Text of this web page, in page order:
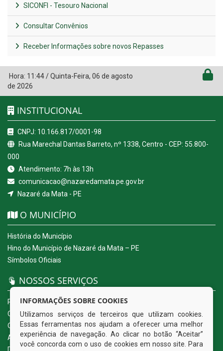
SICONFI - Tesouro Nacional
Consultar Convênios
Receber Informações sobre novos Repasses
Hora: 11:44/Quinta-Feira, 06 de agosto
de 2026
INSTITUCIONAL
CNPJ: 10.166.817/0001-98
Rua Marechal Dantas Barreto, nº 1338, Centro - CEP: 55.800-
000
Atendimento: 7h às 13h
comunicacao@nazaredamata.pe.gov.br
Nazaré da Mata - PE
O MUNICÍPIO
História do Município
Hino do Município de Nazaré da Mata – PE
Símbolos Oficiais
NOSSOS SERVIÇOS
Portal da Transparência
Carta de Serviços ao Usuário
Ouvidoria Eletrônica
Acesso a Informação (eSIC)
Diário Oficial
INFORMAÇÕES SOBRE COOKIES
Utilizamos serviços de terceiros que utilizam cookies.
Essas ferramentas nos ajudam a oferecer uma melhor
experiência de navegação. Ao clicar no botão “Aceitar”
você concorda com o uso de cookies em nosso site. Para